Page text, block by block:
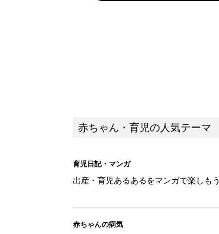
赤ちゃん・育児の人気テーマ
育児日記・マンガ
出産・育児あるあるをマンガで楽しもう
赤ちゃんの病気